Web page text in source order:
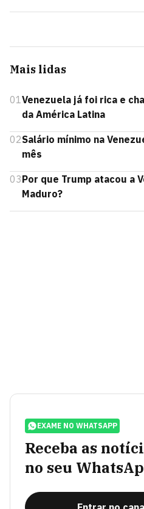
Mais lidas
01Venezuela já foi rica e
da América Latina
02Salário mínimo na
mês
03Por que Trump atacou a
Maduro?
EXAME NO WHATSAPP
Receba as
no seu